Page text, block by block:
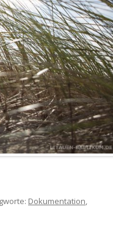
Dokumentation,